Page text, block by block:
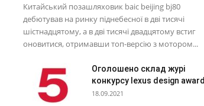
Китайський позашляховик baic beijing bj80
дебютував на ринку піднебесної в дві тисячі
шістнадцятому, а в дві тисячі двадцятому встиг
оновитися, отримавши топ-версію з мотором...
Оголошено склад журі
конкурсу lexus design award
18.09.2021